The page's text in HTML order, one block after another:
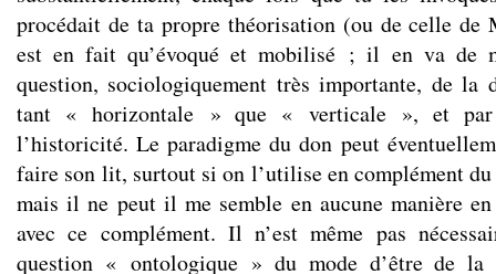
procédait de ta propre théorisation (ou de celle de
est en fait qu’évoqué et mobilisé ; il en va de
question, sociologiquement très importante, de la
tant « horizontale » que « verticale », et
l’historicité. Le paradigme du don peut
faire son lit, surtout si on l’utilise en complément
mais il ne peut il me semble en aucune manière
avec ce complément. Il n’est même pas
question « ontologique » du mode d’être de